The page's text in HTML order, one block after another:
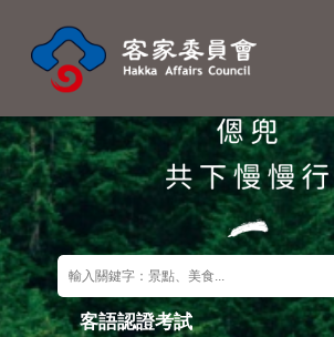
客語認證考試